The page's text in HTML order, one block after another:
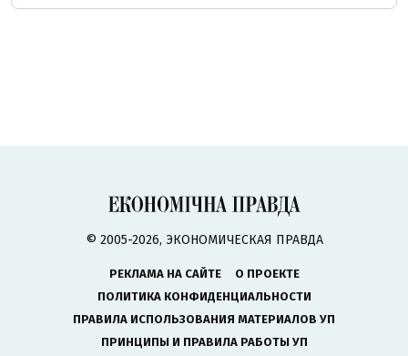
© 2005-2026, ЭКОНОМИЧЕСКАЯ ПРАВДА
РЕКЛАМА НА САЙТЕ
О ПРОЕКТЕ
ПОЛИТИКА КОНФИДЕНЦИАЛЬНОСТИ
ПРАВИЛА ИСПОЛЬЗОВАНИЯ МАТЕРИАЛОВ УП
ПРИНЦИПЫ И ПРАВИЛА РАБОТЫ УП